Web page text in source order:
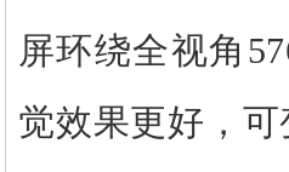
屏环绕全视角
觉效果更好， 可